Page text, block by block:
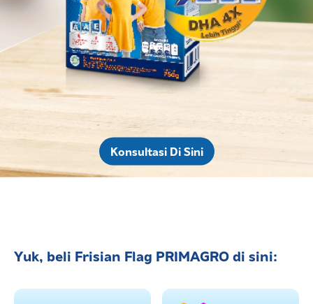
Konsultasi Di Sini
Yuk, beli Frisian Flag PRIMAGRO di sini: